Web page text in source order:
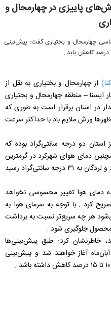
درصدی بارش‌های پاییزی در چهارمحال و
چهارمحال و بختیاری گفت: پیش‌بینی
از چهارمحال و بختیاری به نقل از
ایسنا – منطقه چهارمحال و بختیاری
در استان برقرار است به طوری که
وزش ملایم باد با حداکثر سرعت
دو درجه سانتی‌گراد بوده که
دمای هوای شهرکرد در گرمترین
ساعات روز گذشته به ۲۷ درجه سانتی‌گراد و لردگان به ۳۱ درجه سانتی‌گراد رسید
دمای هوا تغییر محسوسی نخواهد
کرد : با توجه به سرمای هوا به
هر چه سریع‌تر نسبت به برداشت
محصول جلوگیری شود .
خاطرنشان کرد: طبق پیش‌بینی‌ها
آغاز خواهند شد و پیش‌بینی